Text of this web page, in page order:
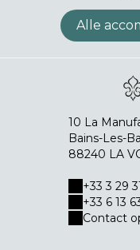
Alle
10 La
Bains-Les-
88240 LA
+33 3 29
+33 6 13
Contact